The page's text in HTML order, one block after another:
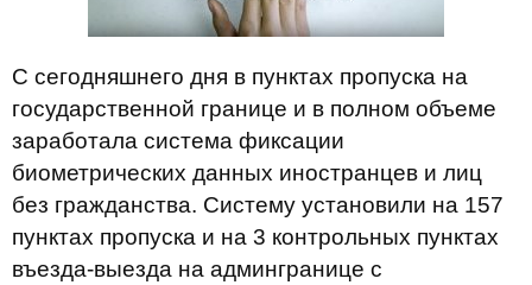
С сегодняшнего дня в пунктах пропуска на
государственной границе и в полном объеме
заработала система фиксации
биометрических данных иностранцев и лиц
без гражданства. Систему установили на 157
пунктах пропуска и на 3 контрольных пунктах
въезда-выезда на админгранице с